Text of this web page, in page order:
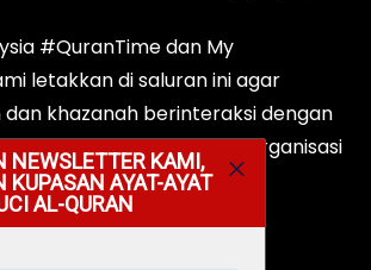
#QuranTime dan My
letakkan di saluran ini agar
dan khazanah berinteraksi dengan
keluarga, sekolah, organisasi